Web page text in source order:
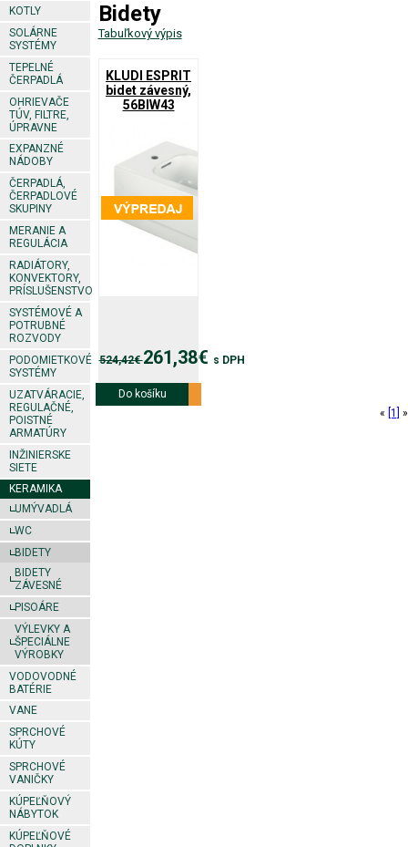
KOTLY
SOLÁRNE
SYSTÉMY
TEPELNÉ
ČERPADLÁ
OHRIEVAČE
TÚV, FILTRE,
ÚPRAVNE
EXPANZNÉ
NÁDOBY
ČERPADLÁ,
ČERPADLOVÉ
SKUPINY
MERANIE A
REGULÁCIA
RADIÁTORY,
KONVEKTORY,
PRÍSLUŠENSTVO
SYSTÉMOVÉ A
POTRUBNÉ
ROZVODY
PODOMIETKOVÉ
SYSTÉMY
UZATVÁRACIE,
REGULAČNÉ,
POISTNÉ
ARMATÚRY
INŽINIERSKE
SIETE
KERAMIKA
UMÝVADLÁ
WC
BIDETY
BIDETY
ZÁVESNÉ
PISOÁRE
VÝLEVKY A
ŠPECIÁLNE
VÝROBKY
VODOVODNÉ
BATÉRIE
VANE
SPRCHOVÉ
KÚTY
SPRCHOVÉ
VANIČKY
KÚPEĽŇOVÝ
NÁBYTOK
KÚPEĽŇOVÉ
Bidety
Tabuľkový výpis
KLUDI ESPRIT
bidet závesný,
56BIW43
524,42€261,38€ s DPH
Viac info
Do košíku
« [1] »